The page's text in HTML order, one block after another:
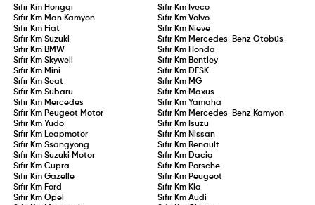
Sıfır Km Hongqı Sıfır Km Iveco
Sıfır Km Man Kamyon Sıfır Km Volvo
Sıfır Km Fiat Sıfır Km Nieve
Sıfır KmSuzuki Sıfır Km Mercedes-Benz Otobüs
Sıfır Km BMW Sıfır Km Honda
Sıfır KmSkywell Sıfır Km Bentley
Sıfır Km Mini Sıfır Km DFSK
Sıfır KmSeat Sıfır Km MG
Sıfır KmSubaru Sıfır Km Maxus
Sıfır Km Mercedes Sıfır Km Yamaha
Sıfır Km Peugeot Motor Sıfır Km Mercedes-Benz Kamyon
Sıfır KmYudo Sıfır Km Isuzu
Sıfır Km Leapmotor Sıfır Km Nissan
Sıfır KmSsangyong Sıfır Km Renault
Sıfır KmSuzuki Motor Sıfır Km Dacia
Sıfır KmCupra Sıfır Km Porsche
Sıfır KmGazelle Sıfır Km Peugeot
Sıfır Km Ford Sıfır Km Kia
Sıfır KmOpel Sıfır Km Audi